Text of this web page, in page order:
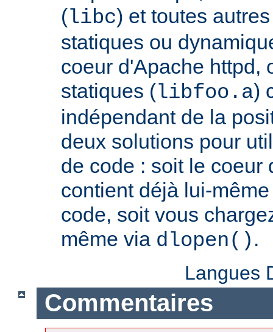
(libc) et toutes
statiques ou
coeur d'Apache httpd,
statiques (libfoo.a)
indépendant de la
deux solutions pour
de code : soit le coeur
contient déjà lui-
code, soit vous
même via dlopen() .
Langues
Commentaires